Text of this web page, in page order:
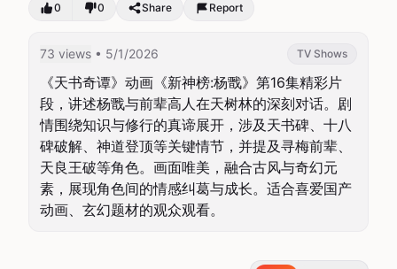
0 0 Share Report
73 views • 5/1/2026 TV Shows
《天书奇谭》动画《新神榜:杨戬》第16集精彩片
段，讲述杨戬与前辈高人在天树林的深刻对话。剧
情围绕知识与修行的真谛展开，涉及天书碑、十八
碑破解、神道登顶等关键情节，并提及寻梅前辈、
天良王破等角色。画面唯美，融合古风与奇幻元
素，展现角色间的情感纠葛与成长。适合喜爱国产
动画、玄幻题材的观众观看。